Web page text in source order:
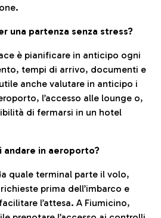
una partenza senza stress?
è pianificare in anticipo ogni
tempi di arrivo, documenti e
anche valutare in anticipo i
l’accesso alle lounge o,
di fermarsi in un hotel
andare in aeroporto?
quale terminal parte il volo,
prima dell’imbarco e
l’attesa. A Fiumicino,